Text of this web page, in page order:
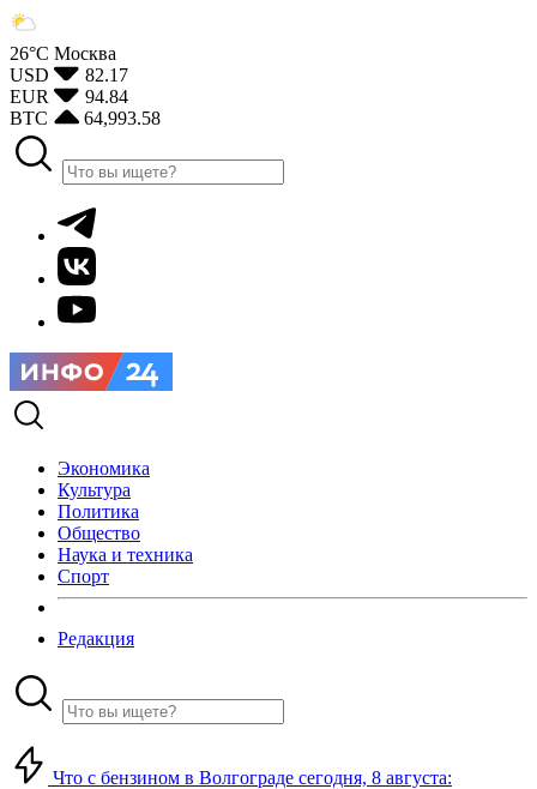
26°С Москва
USD
82.17
EUR
94.84
BTC
64,993.58
Экономика
Культура
Политика
Общество
Наука и техника
Спорт
Редакция
Что с бензином в Волгограде сегодня, 8 августа: